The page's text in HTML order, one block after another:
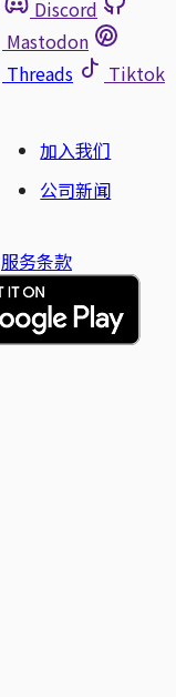
Discord
Mastodon
Threads
Tiktok
加入我们
公司新闻
服务条款